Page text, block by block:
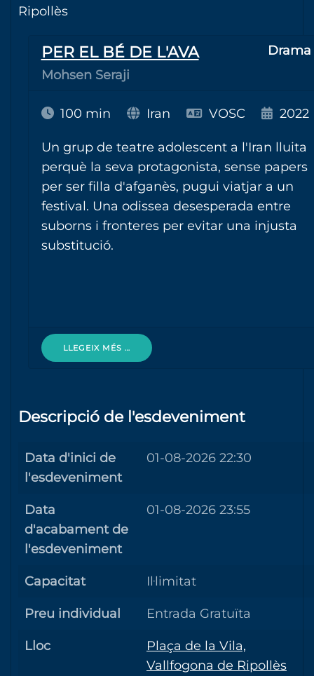
Ripollès
PER EL BÉ DE L'AVA
Mohsen Seraji
Drama
100 min Iran VOSC 2022
Un grup de teatre adolescent a l'Iran lluita
perquè la seva protagonista, sense papers
per ser filla d'afganès, pugui viatjar a un
festival. Una odissea desesperada entre
suborns i fronteres per evitar una injusta
substitució.
LLEGEIX MÉS …
Descripció de l'esdeveniment
Data d'inici de
l'esdeveniment
01-08-2026 22:30
Data
d'acabament de
l'esdeveniment
01-08-2026 23:55
Capacitat Il·limitat
Preu individual Entrada Gratuïta
Lloc
Plaça de la Vila,
Vallfogona de Ripollès